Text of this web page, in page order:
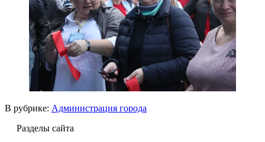
В рубрике: Администрация города
Разделы сайта